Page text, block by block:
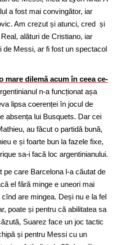
a fost mai convingător, iar
Am crezut și atunci, cred și
alături de Cristiano, iar
de Messi, ar fi fost un spectacol
mare dilemă acum în ceea ce-
n-a funcționat așa
lipsa coerenței în jocul de
absența lui Busquets. Dar cei
au făcut o partidă bună,
e și foarte bun la fazele fixe,
sa-i facă loc argentinianului.
pe care Barcelona l-a căutat de
el fără minge e uneori mai
are mingea. Deși nu e la fel
poate și pentru că abilitatea sa
Suarez face un joc tactic
și pentru Messi cu un